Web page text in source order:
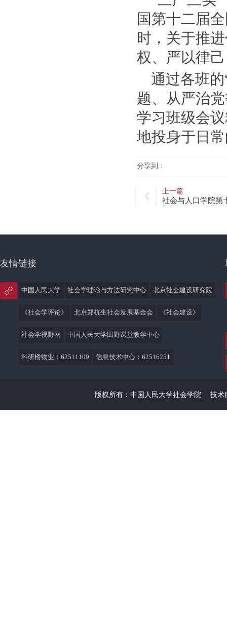
国第十二届
时，关于推
权、严以律
通过各班
题、从严治
学习班级会
地投身于日
分享到：
上一篇
社会与人口学院第
友情链接
中国人民大学 社会学理论与方法研究中心 北京社会建设研究院
《社会学评论》 北京郑杭生社会发展基金会 《社会建设》
社会学视野网 中国人民大学田野课堂教学中心
科研楼物业：62511109 信息技术中心：62516251
版权所有：中国人民大学社会学院 技术